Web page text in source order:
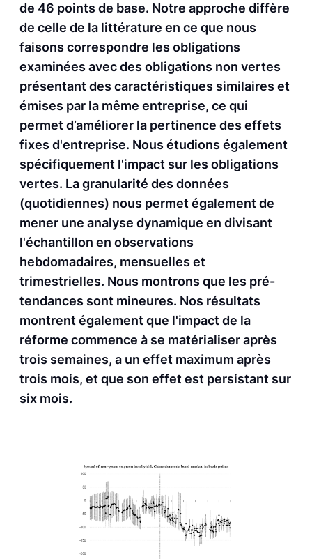
de 46 points de base. Notre approche diffère
de celle de la littérature en ce que nous
faisons correspondre les obligations
examinées avec des obligations non vertes
présentant des caractéristiques similaires et
émises par la même entreprise, ce qui
permet d’améliorer la pertinence des effets
fixes d'entreprise. Nous étudions également
spécifiquement l'impact sur les obligations
vertes. La granularité des données
(quotidiennes) nous permet également de
mener une analyse dynamique en divisant
l'échantillon en observations
hebdomadaires, mensuelles et
trimestrielles. Nous montrons que les pré-
tendances sont mineures. Nos résultats
montrent également que l'impact de la
réforme commence à se matérialiser après
trois semaines, a un effet maximum après
trois mois, et que son effet est persistant sur
six mois.